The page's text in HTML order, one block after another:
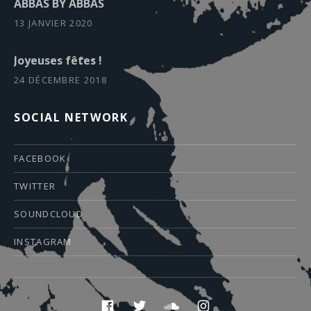
ABBAS BY ABBAS
13 JANVIER 2020
Joyeuses fêtes !
24 DÉCEMBRE 2018
SOCIAL NETWORK
FACEBOOK
TWITTER
SOUNDCLOUD
INSTAGRAM
Boutons des médias sociaux
facebook
twittersoundcloud
instagram